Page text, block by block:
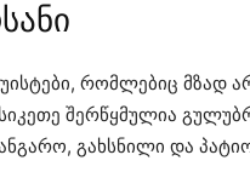
რომლებიც მზად
შერწყმულია
გახსნილი და